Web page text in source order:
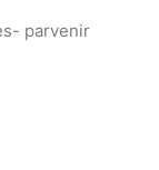
parvenir